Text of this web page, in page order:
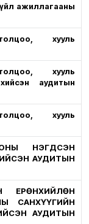
ажиллагааны
хууль
хууль
аудитын
хууль
НЭГДСЭН
АУДИТЫН
ЕРӨНХИЙЛӨН
САНХҮҮГИЙН
АУДИТЫН